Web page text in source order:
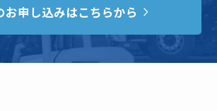
お申し込みはこちらから